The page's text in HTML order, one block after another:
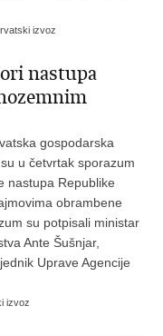
izvoz
nastupa
gospodarska
u četvrtak sporazum
nastupa Republike
obrambene
su potpisali ministar
Ante Šušnjar,
Uprave Agencije
izvoz